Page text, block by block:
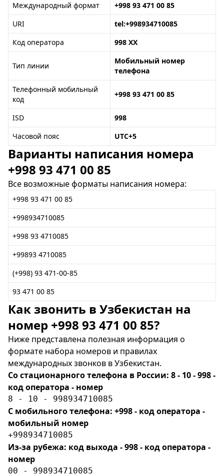
Международный формат
+998 93 471 00 85
URI
tel:+998934710085
Код оператора
998 XX
Тип линии
Мобильный номер
телефона
Телефонный мобильный
код
+998 93 471 00 85
ISD
998
Часовой пояс
UTC+5
Варианты написания номера
+998 93 471 00 85
Все возможные форматы написания номера:
+998 93 471 00 85
+998934710085
+998 93 4710085
+99893 4710085
(+998) 93 471-00-85
93 471 00 85
Как звонить в Узбекистан на
номер +998 93 471 00 85?
Ниже представлена полезная информация о
формате набора номеров и правилах
международных звонков в Узбекистан.
Со стационарного телефона в России: 8 - 10 - 998 -
код оператора - номер
8 - 10 - 998934710085
С мобильного телефона: +998 - код оператора -
мобильный номер
+998934710085
Из-за рубежа: код выхода - 998 - код оператора -
номер
00 - 998934710085